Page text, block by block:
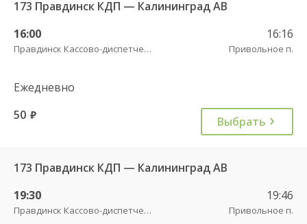
173 Правдинск КДП — Калининград АВ
16:00
Правдинск Кассово-диспетчерский пункт
16:16
Привольное п.
Ежедневно
50 руб. Выбрать
173 Правдинск КДП — Калининград АВ
19:30
Правдинск Кассово-диспетчерский пункт
19:46
Привольное п.